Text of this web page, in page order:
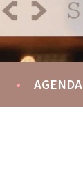
AGENDA